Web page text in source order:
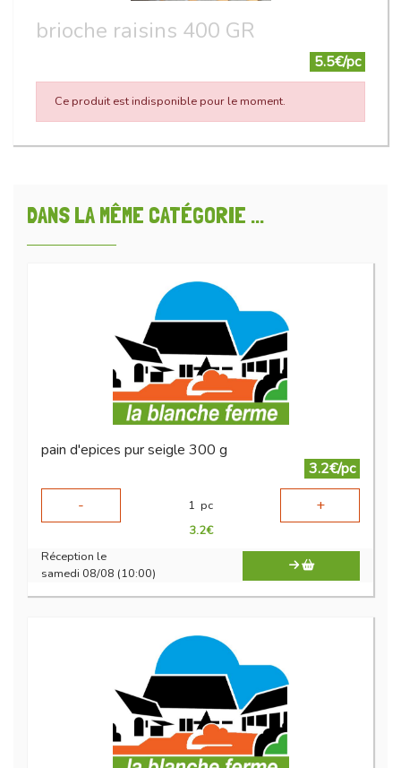
brioche raisins 400 GR
5.5€/pc
Ce produit est indisponible pour le moment.
DANS LA MÊME CATÉGORIE ...
pain d'epices pur seigle 300 g
3.2€/pc
-
1 pc +
3.2€
Réception le
samedi 08/08 (10:00)